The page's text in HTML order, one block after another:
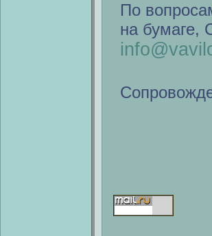
По
на бумаге,